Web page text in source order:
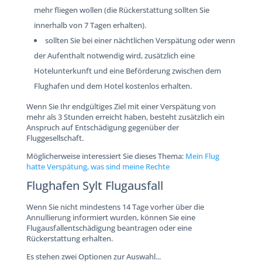
mehr fliegen wollen (die Rückerstattung sollten Sie
innerhalb von 7 Tagen erhalten).
sollten Sie bei einer nächtlichen Verspätung oder wenn
der Aufenthalt notwendig wird, zusätzlich eine
Hotelunterkunft und eine Beförderung zwischen dem
Flughafen und dem Hotel kostenlos erhalten.
Wenn Sie Ihr endgültiges Ziel mit einer Verspätung von
mehr als 3 Stunden erreicht haben, besteht zusätzlich ein
Anspruch auf Entschädigung gegenüber der
Fluggesellschaft.
Möglicherweise interessiert Sie dieses Thema: Mein Flug
hatte Verspätung, was sind meine Rechte
Flughafen Sylt Flugausfall
Wenn Sie nicht mindestens 14 Tage vorher über die
Annullierung informiert wurden, können Sie eine
Flugausfallentschädigung beantragen oder eine
Rückerstattung erhalten.
Es stehen zwei Optionen zur Auswahl...